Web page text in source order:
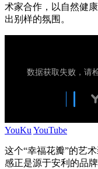
术家合作，以自然健
出别样的氛围。
YouKu YouTube
这个“幸福花瓣”的艺
感正是源于安利的品